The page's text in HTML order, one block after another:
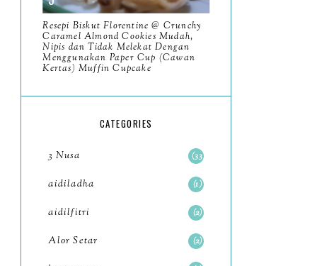
December 11
November8
October11
Resepi Biskut Florentine @ Crunchy
Caramel Almond Cookies Mudah,
Nipis dan Tidak Melekat Dengan
Menggunakan Paper Cup (Cawan
Kertas) Muffin Cupcake
CATEGORIES
3 Nusa 33
aidiladha 1
aidilfitri 2
Alor Setar 2